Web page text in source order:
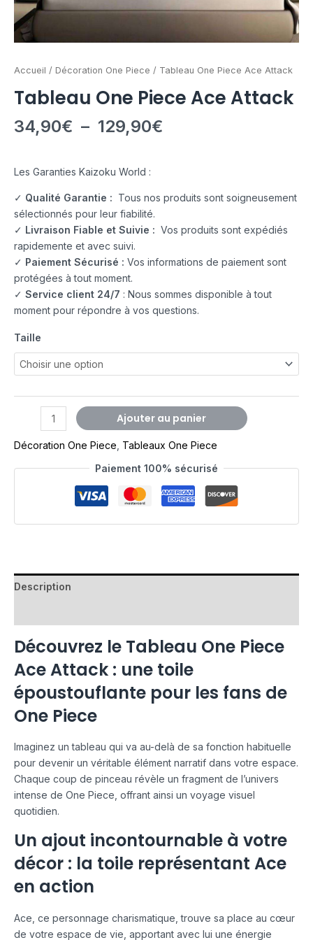
Accueil / Décoration One Piece / Tableau One Piece Ace Attack
Tableau One Piece Ace Attack
34,90€ – 129,90€
Les Garanties Kaizoku World :
✓ Qualité Garantie : Tous nos produits sont soigneusement
sélectionnés pour leur fiabilité.
✓ Livraison Fiable et Suivie : Vos produits sont expédiés
rapidemente et avec suivi.
✓ Paiement Sécurisé : Vos informations de paiement sont
protégées à tout moment.
✓ Service client 24/7 : Nous sommes disponible à tout
moment pour répondre à vos questions.
Taille
Ajouter au panier
Décoration One Piece Tableaux One Piece
Paiement 100% sécurisé
Description
Découvrez le Tableau One Piece
Ace Attack : une toile
époustouflante pour les fans de
One Piece
Imaginez un tableau qui va au-delà de sa fonction habituelle
pour devenir un véritable élément narratif dans votre espace.
Chaque coup de pinceau révèle un fragment de l’univers
intense de One Piece, offrant ainsi un voyage visuel
quotidien.
Un ajout incontournable à votre
décor : la toile représentant Ace
en action
Ace, ce personnage charismatique, trouve sa place au cœur
de votre espace de vie, apportant avec lui une énergie